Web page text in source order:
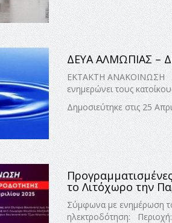
ΔΕΥΑ ΑΛΜΩΠΙΑΣ –
ΕΚΤΑΚΤΗ ΑΝΑΚΟΙΝΩΣΗ Η
ενημερώνει τους
Δημοσιεύτηκε στις 25
το Λιτόχωρο την
Σύμφωνα με ενημέρωση
ηλεκτροδότηση: